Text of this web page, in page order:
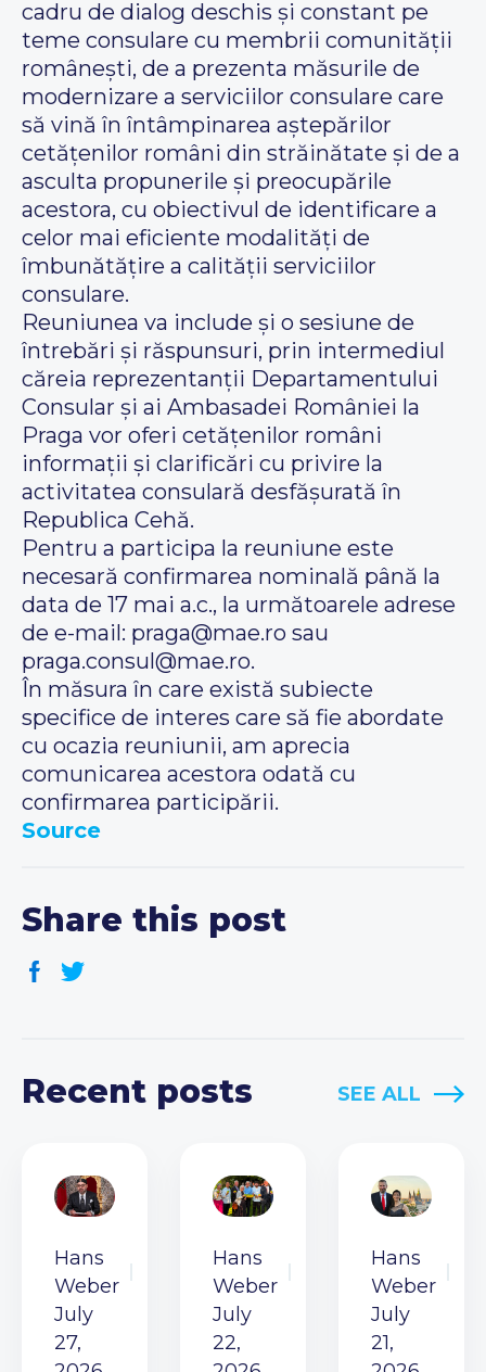
cadru de dialog deschis și constant pe
teme consulare cu membrii comunității
românești, de a prezenta măsurile de
modernizare a serviciilor consulare care
să vină în întâmpinarea aștepărilor
cetățenilor români din străinătate și de a
asculta propunerile și preocupările
acestora, cu obiectivul de identificare a
celor mai eficiente modalități de
îmbunătățire a calității serviciilor
consulare.
Reuniunea va include și o sesiune de
întrebări și răspunsuri, prin intermediul
căreia reprezentanții Departamentului
Consular și ai Ambasadei României la
Praga vor oferi cetățenilor români
informații și clarificări cu privire la
activitatea consulară desfășurată în
Republica Cehă.
Pentru a participa la reuniune este
necesară confirmarea nominală până la
data de 17 mai a.c., la următoarele adrese
de e-mail: praga@mae.ro sau
praga.consul@mae.ro.
În măsura în care există subiecte
specifice de interes care să fie abordate
cu ocazia reuniunii, am aprecia
comunicarea acestora odată cu
confirmarea participării.
Source
Share this post
Recent posts SEE ALL
Hans
Weber
July
27,
Hans
Weber
July
22,
Hans
Weber
July
21,